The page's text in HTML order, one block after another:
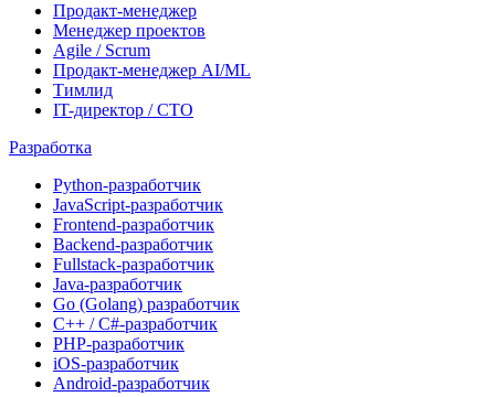
Продакт-менеджер
Менеджер проектов
Agile / Scrum
Продакт-менеджер AI/ML
Тимлид
IT-директор / CTO
Разработка
Python-разработчик
JavaScript-разработчик
Frontend-разработчик
Backend-разработчик
Fullstack-разработчик
Java-разработчик
Go (Golang) разработчик
C++ / C#-разработчик
PHP-разработчик
iOS-разработчик
Android-разработчик